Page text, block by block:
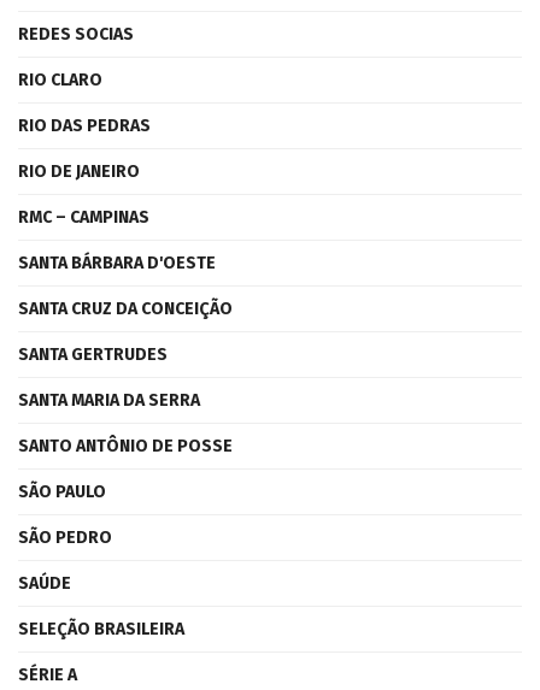
REDES SOCIAS
RIO CLARO
RIO DAS PEDRAS
RIO DE JANEIRO
RMC – CAMPINAS
SANTA BÁRBARA D'OESTE
SANTA CRUZ DA CONCEIÇÃO
SANTA GERTRUDES
SANTA MARIA DA SERRA
SANTO ANTÔNIO DE POSSE
SÃO PAULO
SÃO PEDRO
SAÚDE
SELEÇÃO BRASILEIRA
SÉRIE A